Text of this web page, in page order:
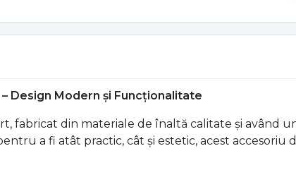
Design Modern și Funcționalitate
fabricat din materiale de înaltă calitate și având
a fi atât practic, cât și estetic, acest